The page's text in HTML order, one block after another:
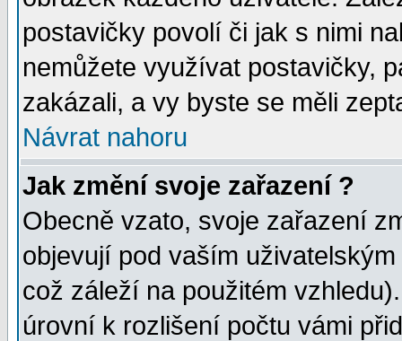
postavičky povolí či jak s nimi
nemůžete využívat postavičky,
zakázali, a vy byste se měli
Návrat nahoru
Jak změní svoje zařazení ?
Obecně vzato, svoje zařazení
objevují pod vaším
což záleží na použitém
úrovní k rozlišení počtu vámi